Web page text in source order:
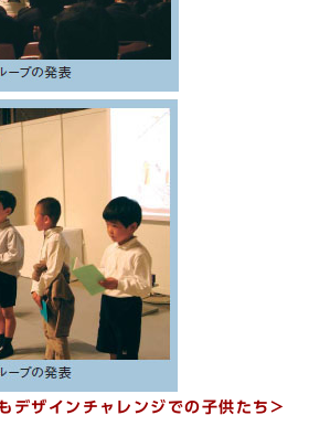
デザインチャレンジでの子供たち＞